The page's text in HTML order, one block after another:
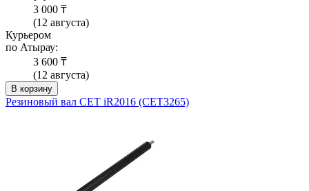
3 000 ₸
(12 августа)
Курьером
по Атырау:
3 600 ₸
(12 августа)
В корзину
Резиновый вал CET iR2016 (CET3265)